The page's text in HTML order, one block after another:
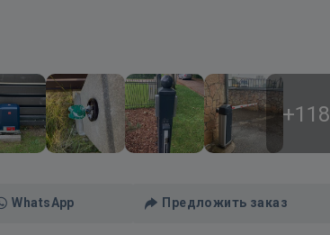
+118
WhatsApp Предложить заказ